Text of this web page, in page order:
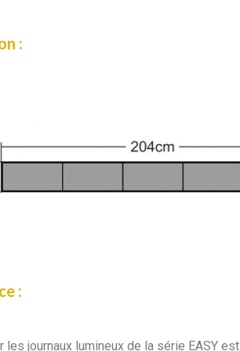
:
:
les journaux lumineux de la série EASY est